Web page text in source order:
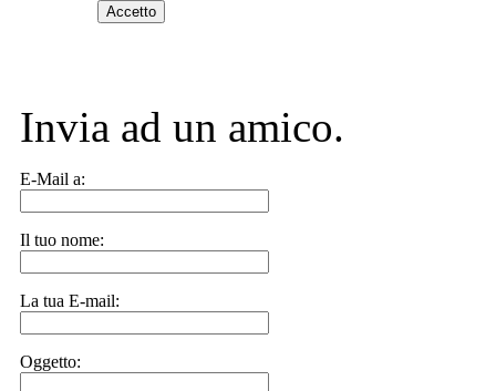
Accetto
Invia ad un amico.
E-Mail a:
Il tuo nome:
La tua E-mail:
Oggetto: